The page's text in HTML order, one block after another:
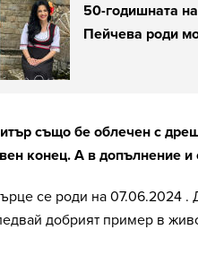
50-годишната
Пейчева роди
също бе облечен с
конец. А в допълнение и
се роди на 07.06.2024 .
добрият пример в